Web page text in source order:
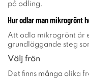
på odling.
Hur odlar man mikrogrönt
Att odla mikrogrönt är
grundläggande steg
Välj frön
Det finns många olika